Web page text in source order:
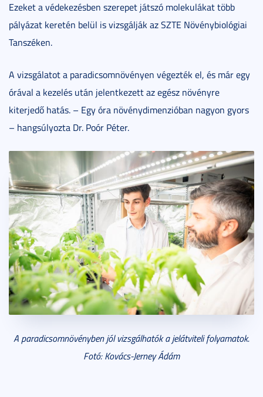
Ezeket a védekezésben szerepet játszó molekulákat több
pályázat keretén belül is vizsgálják az SZTE Növénybiológiai
Tanszéken.
A vizsgálatot a paradicsomnövényen végezték el, és már egy
órával a kezelés után jelentkezett az egész növényre
kiterjedő hatás. – Egy óra növénydimenzióban nagyon gyors
– hangsúlyozta Dr. Poór Péter.
A paradicsomnövényben jól vizsgálhatók a jelátviteli folyamatok.
Fotó: Kovács-Jerney Ádám